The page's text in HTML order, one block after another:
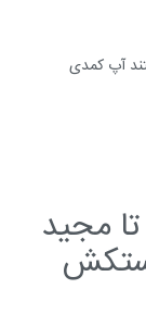
آپ کمدی
مجید